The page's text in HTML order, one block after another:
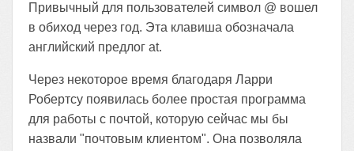
Привычный для пользователей символ @ вошел
в обиход через год. Эта клавиша обозначала
английский предлог at.
Через некоторое время благодаря Ларри
Робертсу появилась более простая программа
для работы с почтой, которую сейчас мы бы
назвали "почтовым клиентом". Она позволяла